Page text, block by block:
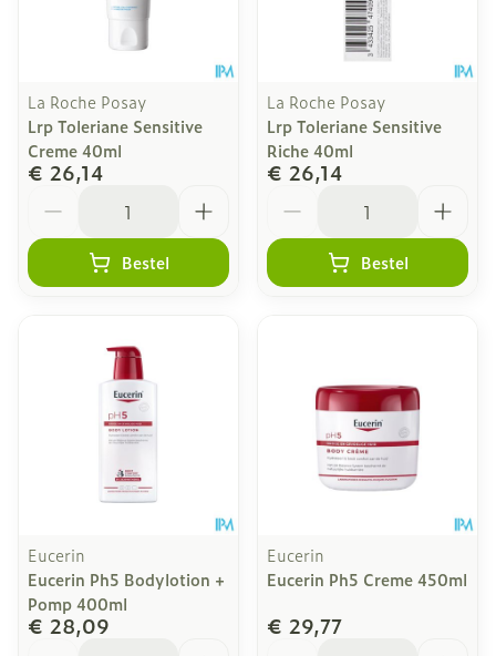
La Roche Posay
Lrp Toleriane Sensitive
Creme 40ml
€ 26,14
Bestel
La Roche Posay
Lrp Toleriane Sensitive
Riche 40ml
€ 26,14
Bestel
Eucerin
Eucerin Ph5 Bodylotion +
Pomp 400ml
€ 28,09
Eucerin
Eucerin Ph5 Creme 450ml
€ 29,77